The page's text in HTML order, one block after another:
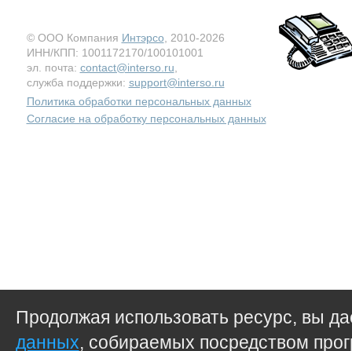
© ООО Компания Интэрсо , 2010-2026
ИНН/КПП: 1001172170/100101001
эл. почта: contact@interso.ru
служба поддержки: support@interso.ru
Политика обработки персональных данных
Согласие на обработку персональных данных
Продолжая использовать ресурс, вы
данных, собираемых посредством